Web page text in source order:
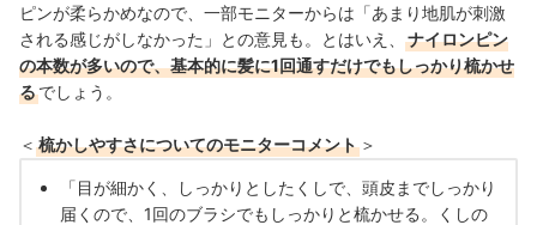
ピンが柔らかめなので、一部モニターからは「あまり地肌が刺激
される感じがしなかった」との意見も。
とはいえ、
ナイロンピン
の本数が多いので、基本的に髪に1回通すだけでもしっかり梳かせ
るでしょう。
＜ 梳かしやすさについてのモニターコメント ＞
「目が細かく、しっかりとしたくしで、頭皮までしっかり
届くので、1回のブラシでもしっかりと梳かせる。くしの